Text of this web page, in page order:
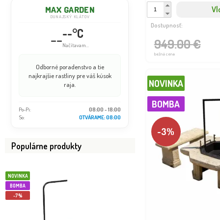
MAX GARDEN
DUNAJSKÝ KLÁTOV
----°C
Načítavam...
Odborné poradenstvo a tie
najkrajšie rastliny pre váš kúsok
raja.
Po-Pi:
08:00 - 18:00
So:
OTVÁRAME: 08:00
Populárne produkty
NOVINKA
BOMBA
-7%
949.00 €
bežná cena
Dostupnosť:
NOVINKA
BOMBA
-3%